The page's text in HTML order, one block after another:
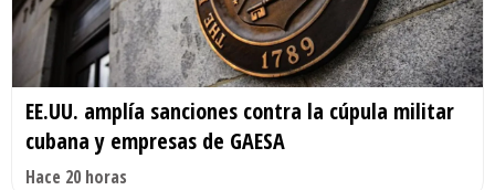
EE.UU. amplía sanciones contra la cúpula militar
cubana y empresas de GAESA
Hace 20 horas